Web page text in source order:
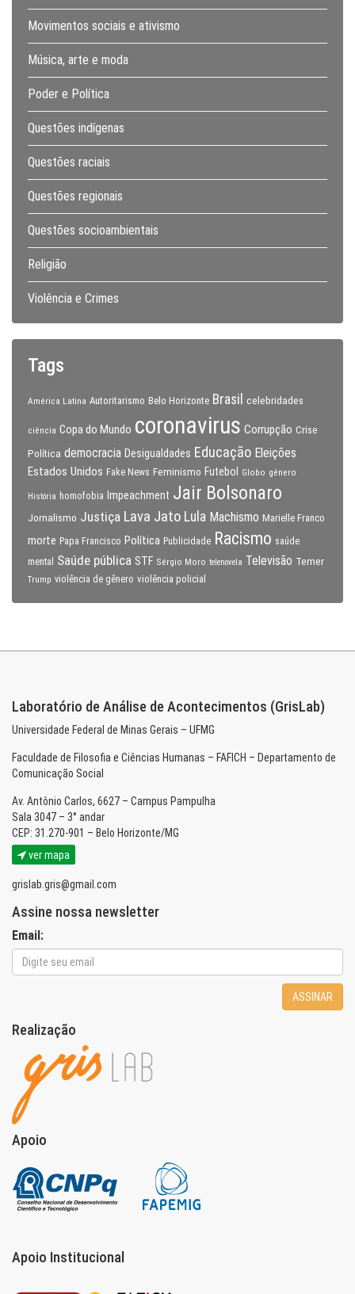
Movimentos sociais e ativismo
Música, arte e moda
Poder e Política
Questões indígenas
Questões raciais
Questões regionais
Questões socioambientais
Religião
Violência e Crimes
Tags
América Latina Autoritarismo Belo Horizonte Brasil celebridades
ciência Copa do Mundo coronavirus Corrupção Crise
Política democracia Desigualdades Educação Eleições
Estados Unidos Fake News Feminismo Futebol Globo gênero
História homofobia Impeachment Jair Bolsonaro
Jornalismo Justiça Lava Jato Lula Machismo Marielle Franco
morte Papa Francisco Política Publicidade Racismo saúde
mental
Saúde pública STF Sérgio Moro telenovela Televisão Temer
Trump violência de gênero violência policial
Laboratório de Análise de Acontecimentos (GrisLab)
Universidade Federal de Minas Gerais – UFMG
Faculdade de Filosofia e Ciências Humanas – FAFICH – Departamento de
Comunicação Social
Av. Antônio Carlos, 6627 – Campus Pampulha
Sala 3047 – 3° andar
CEP: 31.270-901 – Belo Horizonte/MG
ver mapa
grislab.gris@gmail.com
Assine nossa newsletter
Email:
ASSINAR
Realização
Apoio
Apoio Institucional